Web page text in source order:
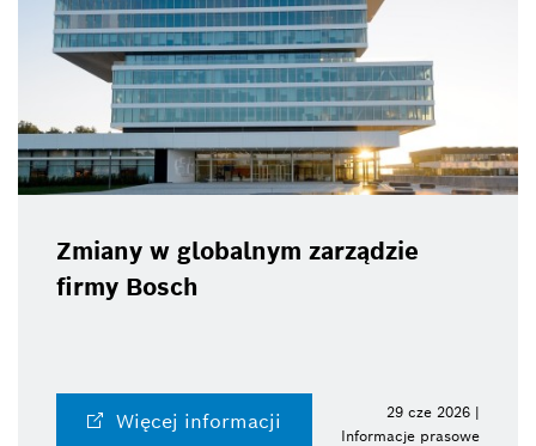
Zmiany w globalnym zarządzie
firmy Bosch
Więcej informacji
29 cze 2026 |
Informacje prasowe